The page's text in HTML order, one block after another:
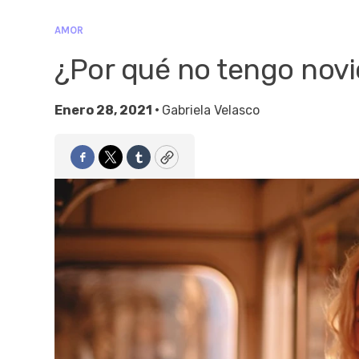
AMOR
¿Por qué no tengo
Enero 28, 2021 • Gabriela Velasco
Facebook
TwitterTumblrCopy